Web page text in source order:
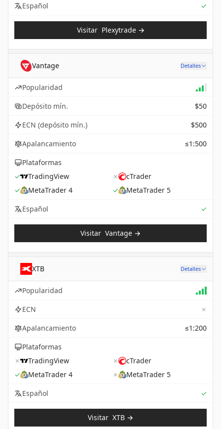
Español
✓
Visitar Plexytrade→
Vantage Detalles
Popularidad
Depósito mín.
$50
ECN (depósito mín.)
$500
Apalancamiento
≤1:500
Plataformas
✓
TradingView ✗
cTrader
✓
MetaTrader 4 ✓
MetaTrader 5
Español
✓
Visitar Vantage →
XTB Detalles
Popularidad
ECN
✗
Apalancamiento
≤1:200
Plataformas
✗
TradingView ✗
cTrader
✓
MetaTrader 4 ✗
MetaTrader 5
Español
✓
Visitar XTB →